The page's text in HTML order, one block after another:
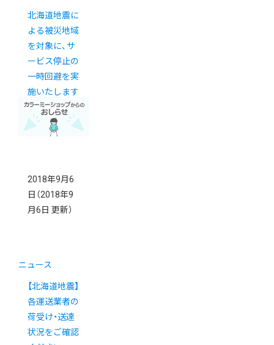
北海道地震に
よる被災地域
を対象に、サ
ービス停止の
一時回避を実
施いたします
2018年9月6
日 （2018年9
月6日 更新）
ニュース
【北海道地震】
各運送業者の
荷受け・送達
状況をご確認